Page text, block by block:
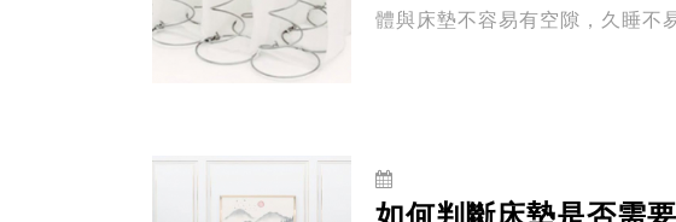
體與床墊不容易有空隙，久睡不易腰酸背痛。 只要注意這幾項彈簧相關資訊，